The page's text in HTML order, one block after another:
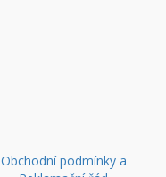
Obchodní podmínky a